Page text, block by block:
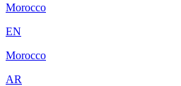
Morocco
EN
Morocco
AR